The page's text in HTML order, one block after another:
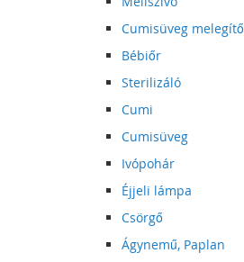
Cumisüveg melegítő
Bébiőr
Sterilizáló
Cumi
Cumisüveg
Ivópohár
Éjjeli lámpa
Csörgő
Ágynemű, Paplan